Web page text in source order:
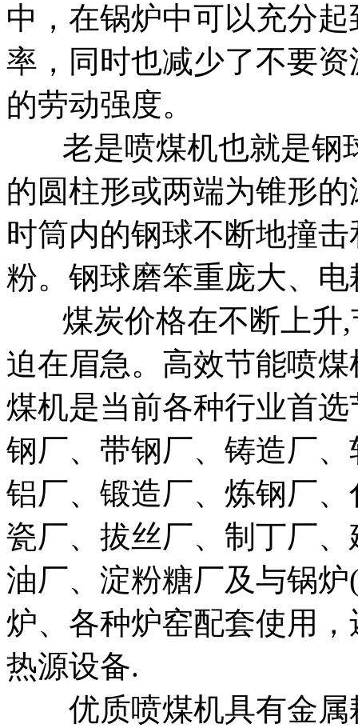
中，在锅炉中可以充分
率，同时也减少了不要
的劳动强度。
老是喷煤机也就是钢
的圆柱形或两端为锥形
时筒内的钢球不断地撞
粉。钢球磨笨重庞大、
煤炭价格在不断上升,
迫在眉急。高效节能喷
煤机是当前各种行业首
钢厂、带钢厂、铸造厂
铝厂、锻造厂、炼钢厂
瓷厂、拔丝厂、制丁厂
油厂、淀粉糖厂及与锅
炉、各种炉窑配套使用
热源设备.
优质喷煤机具有金属